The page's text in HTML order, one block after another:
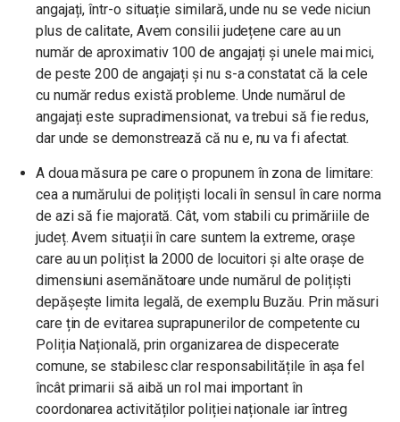
angajați, într-o situație similară, unde nu se vede niciun
plus de calitate, Avem consilii județene care au un
număr de aproximativ 100 de angajați și unele mai mici,
de peste 200 de angajați și nu s-a constatat că la cele
cu număr redus există probleme. Unde numărul de
angajați este supradimensionat, va trebui să fie redus,
dar unde se demonstrează că nu e, nu va fi afectat.
A doua măsura pe care o propunem în zona de limitare:
cea a numărului de polițiști locali în sensul în care norma
de azi să fie majorată. Cât, vom stabili cu primăriile de
județ. Avem situații în care suntem la extreme, orașe
care au un polițist la 2000 de locuitori și alte orașe de
dimensiuni asemănătoare unde numărul de polițiști
depășește limita legală, de exemplu Buzău. Prin măsuri
care țin de evitarea suprapunerilor de competente cu
Poliția Națională, prin organizarea de dispecerate
comune, se stabilesc clar responsabilitățile în așa fel
încât primarii să aibă un rol mai important în
coordonarea activităților poliției naționale iar întreg